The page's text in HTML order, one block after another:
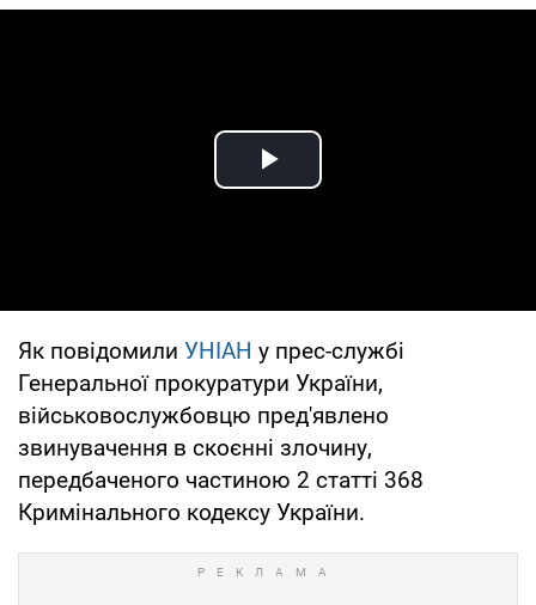
Play Video
Як повідомили УНІАН у прес-службі
Генеральної прокуратури України,
військовослужбовцю пред'явлено
звинувачення в скоєнні злочину,
передбаченого частиною 2 статті 368
Кримінального кодексу України.